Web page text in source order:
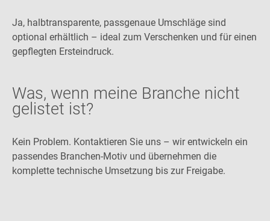
Ja, halbtransparente, passgenaue Umschläge sind
optional erhältlich – ideal zum Verschenken und für einen
gepflegten Ersteindruck.
Was, wenn meine Branche nicht
gelistet ist?
Kein Problem. Kontaktieren Sie uns – wir entwickeln ein
passendes Branchen-Motiv und übernehmen die
komplette technische Umsetzung bis zur Freigabe.